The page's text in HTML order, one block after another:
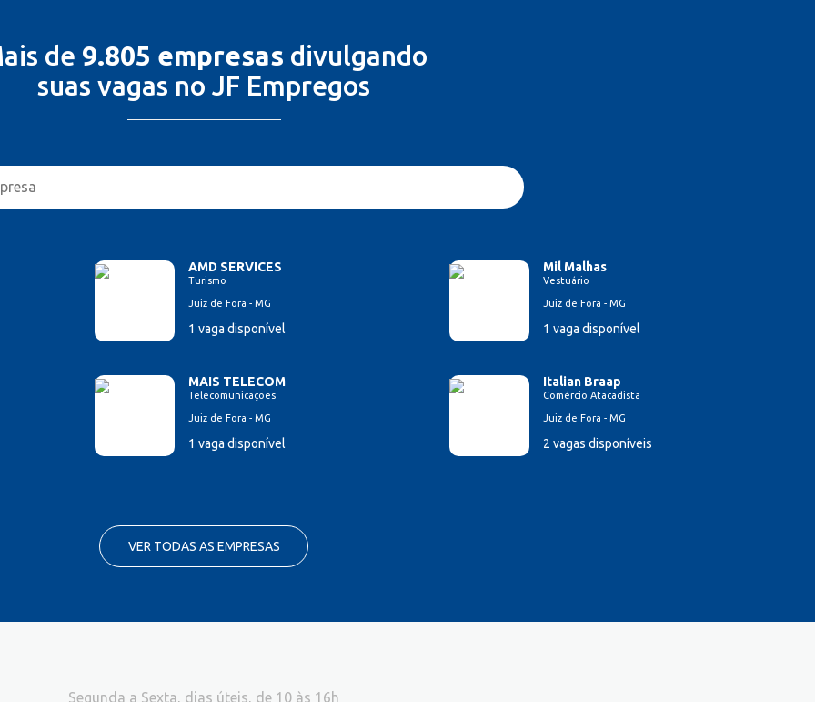
de 9.805 empresas divulgando
suas vagas no JF Empregos
AMD SERVICES
Turismo
Juiz de Fora - MG
1 vaga disponível
Mil Malhas
Vestuário
Juiz de Fora - MG
1 vaga disponível
MAIS TELECOM
Telecomunicações
Juiz de Fora - MG
1 vaga disponível
Italian Braap
Comércio Atacadista
Juiz de Fora - MG
2 vagas disponíveis
VER TODAS AS EMPRESAS
Segunda a Sexta, dias úteis, de 10 às 16h